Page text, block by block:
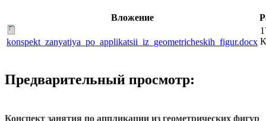
Вложение
konspekt_zanyatiya_po_applikatsii_iz_geometricheskih_figur.docx
Предварительный просмотр:
Конспект занятия по аппликации из геометрических фигур